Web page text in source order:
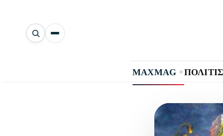
Αναζήτηση
άρθρων
MAXMAG +